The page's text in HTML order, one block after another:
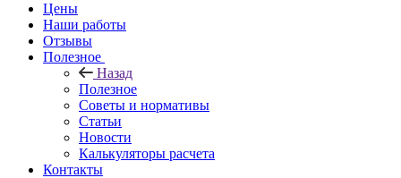
Цены
Наши работы
Отзывы
Полезное
Назад
Полезное
Советы и нормативы
Статьи
Новости
Калькуляторы расчета
Контакты